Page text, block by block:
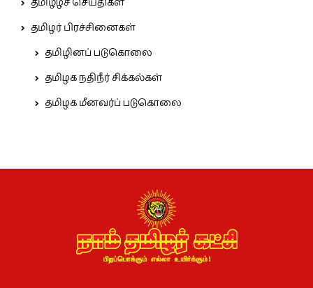
தமிழர் பிரச்சினைகள்
தமிழினப் படுகொலை
தமிழக நதிநீர் சிக்கல்கள்
தமிழக மீனவர்ப் படுகொலை